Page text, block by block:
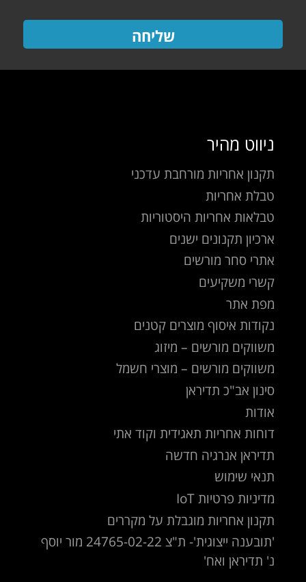
שליחה
ניווט מהיר
תקנון אחריות מורחבת עדכני
טבלת אחריות
טבלאות אחריות היסטוריות
ארכיון תקנונים ישנים
אתרי סחר מורשים
קשרי משקיעים
מפת אתר
נקודות איסוף מוצרים קטנים
משווקים מורשים – מיזוג
משווקים מורשים – מוצרי חשמל
סינון אב"כ תדיראן
אודות
דוחות אחריות תאגידית וקוד אתי
תדיראן אנרגיה חדשה
תנאי שימוש
מדיניות פרטיות IoT
תקנון אחריות מוגבלת על מקררים
'תובענה ייצוגית'- ת"צ 24765-02-22 מור יוסף
נ' תדיראן ואח'